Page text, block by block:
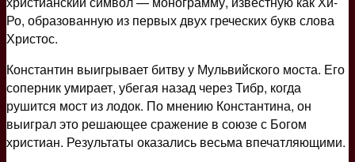
Ро, образованную из первых двух греческих букв слова
Христос.
Константин выигрывает битву у Мульвийского моста. Его
соперник умирает, убегая назад через Тибр, когда
рушится мост из лодок. По мнению Константина, он
выиграл это решающее сражение в союзе с Богом
христиан. Результаты оказались весьма впечатляющими.